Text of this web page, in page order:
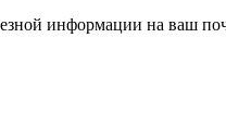
информации на ваш